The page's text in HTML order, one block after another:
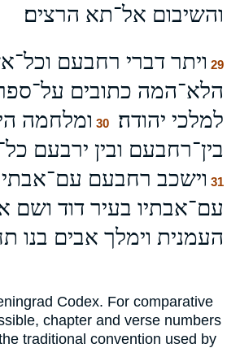
והשיבום אל־תא הרצים׃
29 ויתר דברי רחבעם
הלא־המה כתובים
למלכי יהודה׃
30 ומלחמה
בין־רחבעם ובין ירבעם
31 וישכב רחבעם
עם־אבתיו בעיר דוד ושם
העמנית וימלך אבים בנו
Codex. For comparative
chapter and verse numbers
traditional convention used by